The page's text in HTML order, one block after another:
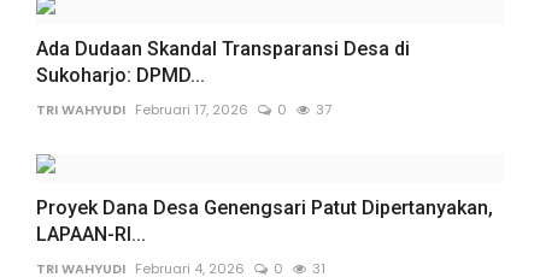
Ada Dudaan Skandal Transparansi Desa di
Sukoharjo: DPMD...
TRI WAHYUDI Februari 17, 2026 0 37
Proyek Dana Desa Genengsari Patut Dipertanyakan,
LAPAAN-RI...
TRI WAHYUDI Februari 4, 2026 0 31